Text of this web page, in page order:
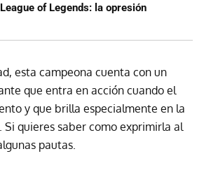
of Legends: la opresión
esta campeona cuenta con un
que entra en acción cuando el
y que brilla especialmente en la
. Si quieres saber como exprimirla al
pautas.